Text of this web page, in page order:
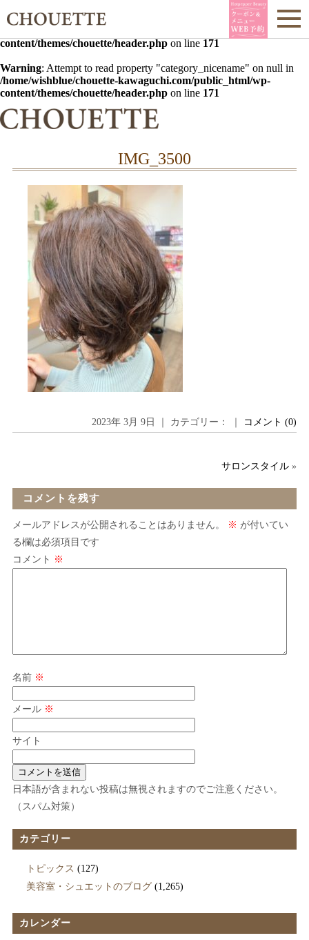
Warning : Undefined array key 0 in
/home/wishblue/chouette-
content/themes/chouette/header.php on line 171
Warning: Attempt to read property "category_nicename" on null in
/home/wishblue/chouette-kawaguchi.com/public_html/wp-
content/themes/chouette/header.php on line 171
IMG_3500
2023年 3月 9日 ｜ カテゴリー： ｜ コメント (0)
サロンスタイル »
コメントを残す
メールアドレスが公開されることはありません。 ※ が付いてい
る欄は必須項目です
コメント ※
名前 ※
メール ※
サイト
日本語が含まれない投稿は無視されますのでご注意ください。
（スパム対策）
カテゴリー
トピックス (127)
美容室・シュエットのブログ(1,265)
カレンダー